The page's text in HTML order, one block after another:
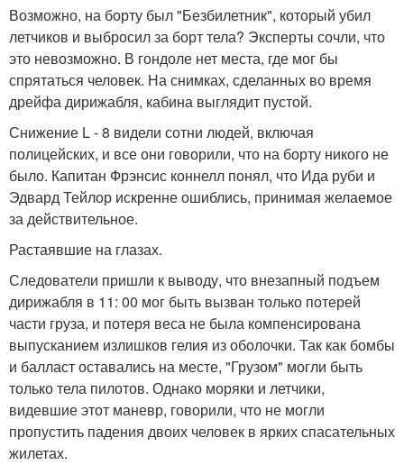
Возможно, на борту был "Безбилетник", который убил
летчиков и выбросил за борт тела? Эксперты сочли, что
это невозможно. В гондоле нет места, где мог бы
спрятаться человек. На снимках, сделанных во время
дрейфа дирижабля, кабина выглядит пустой.
Снижение L - 8 видели сотни людей, включая
полицейских, и все они говорили, что на борту никого не
было. Капитан Фрэнсис коннелл понял, что Ида руби и
Эдвард Тейлор искренне ошиблись, принимая желаемое
за действительное.
Растаявшие на глазах.
Следователи пришли к выводу, что внезапный подъем
дирижабля в 11: 00 мог быть вызван только потерей
части груза, и потеря веса не была компенсирована
выпусканием излишков гелия из оболочки. Так как бомбы
и балласт оставались на месте, "Грузом" могли быть
только тела пилотов. Однако моряки и летчики,
видевшие этот маневр, говорили, что не могли
пропустить падения двоих человек в ярких спасательных
жилетах.